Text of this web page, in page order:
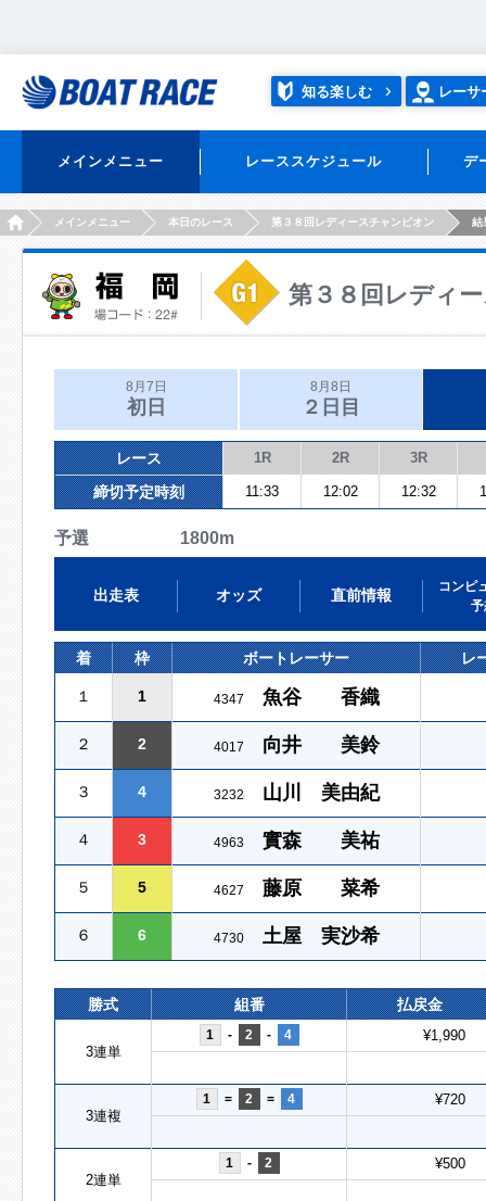
知る楽しむ レーサ
メインメニュー レーススケジュール デ
HOMEメインメニュー 本日のレース 第３８回レディースチャンピオン 結
第３８回レディ
8月7日
初日
8月8日
２日目
レース 1R 2R 3R
締切予定時刻 11:33 12:02 12:32
予選 1800m
出走表 オッズ 直前情報
コンピ
予
着 枠 ボートレーサー レ
１ 1 4347 魚谷 香織
２ 2 4017 向井 美鈴
３ 4 3232 山川 美由紀
４ 3 4963 實森 美祐
５ 5 4627 藤原 菜希
６ 6 4730 土屋 実沙希
勝式 組番 払戻金
3連単
1 - 2 - 4 ¥1,990
3連複
1 = 2 = 4 ¥720
2連単
1 - 2 ¥500